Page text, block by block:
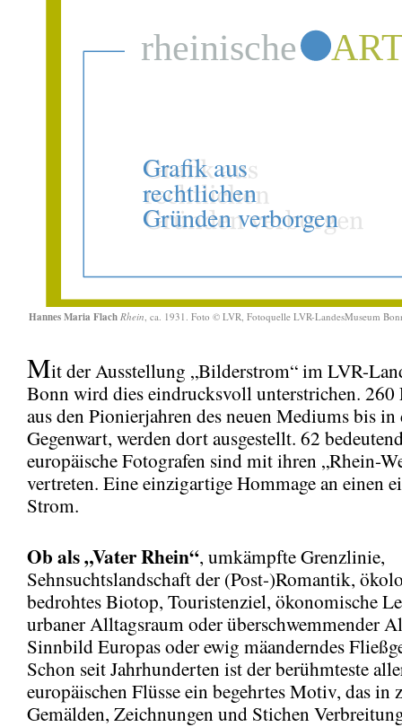
Hannes Maria Flach Rhein , ca. 1931. Foto © LVR, Fotoquelle LVR-LandesMuseum
Mit der Ausstellung „Bilderstrom“ im LVR-
Bonn wird dies eindrucksvoll unterstrichen. 260
aus den Pionierjahren des neuen Mediums bis in
Gegenwart, werden dort ausgestellt. 62
europäische Fotografen sind mit ihren „Rhein-
vertreten. Eine einzigartige Hommage an einen
Strom.
Ob als „Vater Rhein“, umkämpfte Grenzlinie,
Sehnsuchtslandschaft der (Post-)Romantik,
bedrohtes Biotop, Touristenziel, ökonomische
urbaner Alltagsraum oder überschwemmender
Sinnbild Europas oder ewig mäanderndes
Schon seit Jahrhunderten ist der berühmteste
europäischen Flüsse ein begehrtes Motiv, das in
Gemälden, Zeichnungen und Stichen